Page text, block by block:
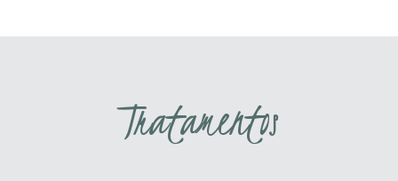
Tratamentos